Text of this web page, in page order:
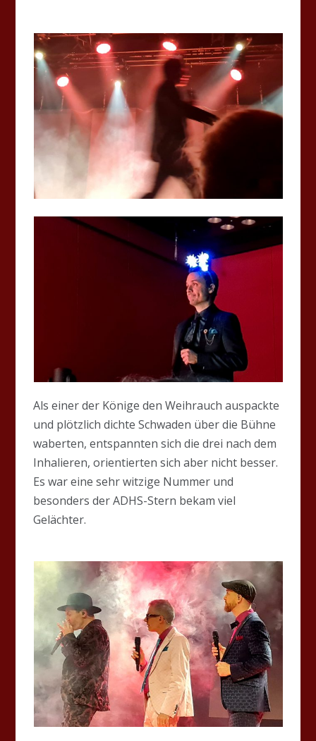
Als einer der Könige den Weihrauch auspackte
und plötzlich dichte Schwaden über die Bühne
waberten, entspannten sich die drei nach dem
Inhalieren, orientierten sich aber nicht besser.
Es war eine sehr witzige Nummer und
besonders der ADHS-Stern bekam viel
Gelächter.